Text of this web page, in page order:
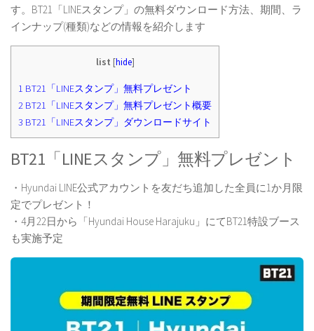
す。BT21「LINEスタンプ」の無料ダウンロード方法、期間、ラ
インナップ(種類)などの情報を紹介します
list [hide]
1 BT21「LINEスタンプ」無料プレゼント
2 BT21「LINEスタンプ」無料プレゼント概要
3 BT21「LINEスタンプ」ダウンロードサイト
BT21「LINEスタンプ」無料プレゼント
・Hyundai LINE公式アカウントを友だち追加した全員に1か月限
定でプレゼント！
・4月22日から「Hyundai House Harajuku」にてBT21特設ブース
も実施予定